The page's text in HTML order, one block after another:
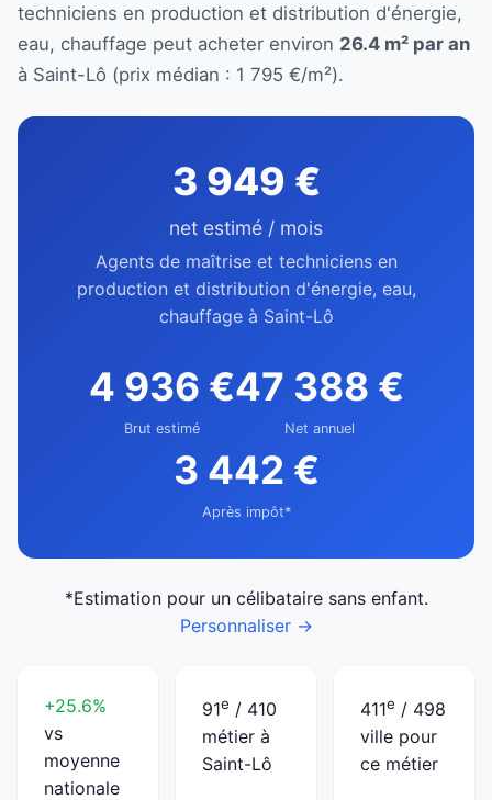
techniciens en production et distribution d'énergie,
eau, chauffage peut acheter environ 26.4 m² par an
à Saint-Lô (prix médian : 1 795 €/m²).
3 949 €
net estimé / mois
Agents de maîtrise et techniciens en
production et distribution d'énergie, eau,
chauffage à Saint-Lô
4 936 €
Brut estimé
47 388 €
Net annuel
3 442 €
Après impôt*
*Estimation pour un célibataire sans enfant.
Personnaliser →
+25.6%
vs
moyenne
nationale
91e / 410
métier à
Saint-Lô
411e / 498
ville pour
ce métier